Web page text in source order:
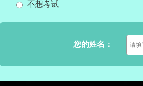
不想考试
您的姓名：